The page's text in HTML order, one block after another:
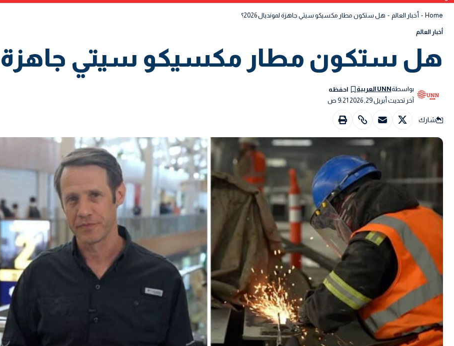
Home
- أخبار العالم - هل ستكون مطار مكسيكو سيتي جاهزة لمونديال 2026؟
أخبار العالم
هل ستكون مطار مكسيكو سيتي جاهزة
آخر تحديث أبريل 29, 2026 9:21 ص
بواسطةUNN العربية
شارك